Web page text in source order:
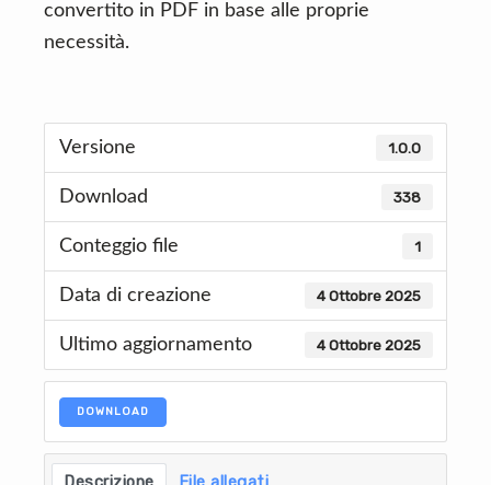
convertito in PDF in base alle proprie
necessità.
Versione 1.0.0
Download 338
Conteggio file 1
Data di creazione 4 Ottobre 2025
Ultimo aggiornamento 4 Ottobre 2025
DOWNLOAD